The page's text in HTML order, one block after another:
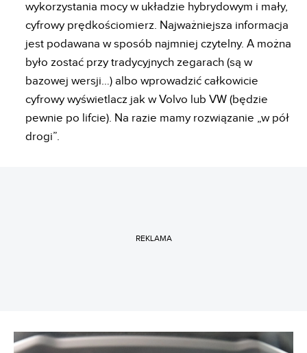
wykorzystania mocy w układzie hybrydowym i mały,
cyfrowy prędkościomierz. Najważniejsza informacja
jest podawana w sposób najmniej czytelny. A można
było zostać przy tradycyjnych zegarach (są w
bazowej wersji…) albo wprowadzić całkowicie
cyfrowy wyświetlacz jak w Volvo lub VW (będzie
pewnie po lifcie). Na razie mamy rozwiązanie „w pół
drogi”.
REKLAMA